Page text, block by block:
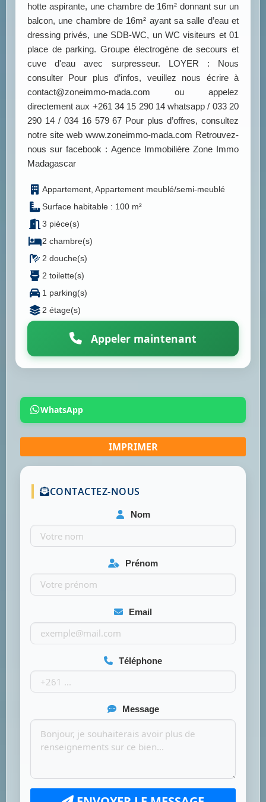
hotte aspirante, une chambre de 16m² donnant sur un
balcon, une chambre de 16m² ayant sa salle d’eau et
dressing privés, une SDB-WC, un WC visiteurs et 01
place de parking. Groupe électrogène de secours et
cuve d'eau avec surpresseur. LOYER : Nous
consulter Pour plus d’infos, veuillez nous écrire à
contact@zoneimmo-mada.com ou appelez
directement aux +261 34 15 290 14 whatsapp / 033 20
290 14 / 034 16 579 67 Pour plus d’offres, consultez
notre site web www.zoneimmo-mada.com Retrouvez-
nous sur facebook : Agence Immobilière Zone Immo
Madagascar
Appartement, Appartement meublé/semi-meublé
Surface habitable : 100 m²
3 pièce(s)
2 chambre(s)
2 douche(s)
2 toilette(s)
1 parking(s)
2 étage(s)
Appeler maintenant
WhatsApp
CONTACTEZ-NOUS
Nom
Prénom
Email
Téléphone
Message